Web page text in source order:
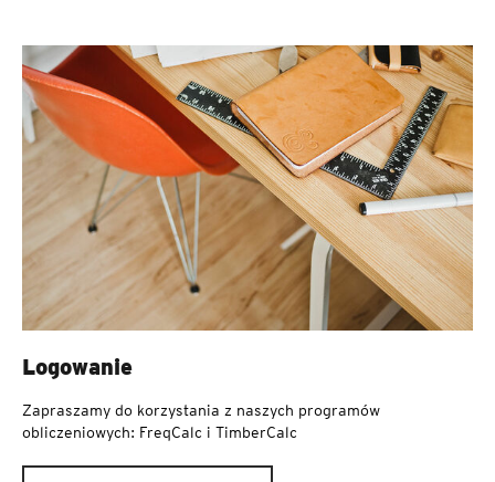
Logowanie
Zapraszamy do korzystania z naszych programów
obliczeniowych: FreqCalc i TimberCalc